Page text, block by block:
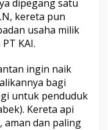
dipegang satu
kereta pun
usaha milik
KAI.
ingin naik
bagi
untuk penduduk
Kereta api
aman dan paling